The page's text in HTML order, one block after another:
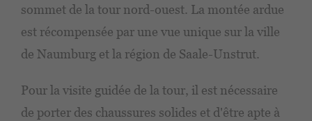
sommet de la tour nord-ouest. La montée ardue
est récompensée par une vue unique sur la ville
de Naumburg et la région de Saale-Unstrut.
Pour la visite guidée de la tour, il est nécessaire
de porter des chaussures solides et d'être apte à